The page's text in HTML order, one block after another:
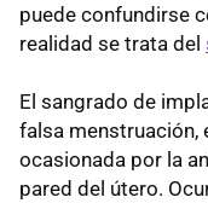
puede confundirse
realidad se trata del
El sangrado de
falsa menstruación,
ocasionada por la
pared del útero.